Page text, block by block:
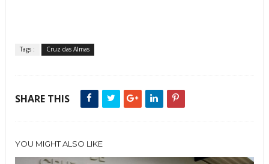
Tags : Cruz das Almas
SHARE THIS
YOU MIGHT ALSO LIKE